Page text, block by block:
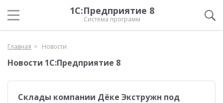
1С:Предприятие 8
Система программ
Главная Новости
Новости 1С:Предприятие 8
Склады компании Дёке Экстружн под